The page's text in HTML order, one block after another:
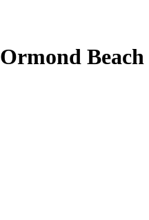
Ormond Beach